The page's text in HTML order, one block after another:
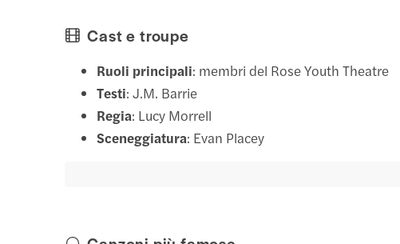
Cast e troupe
Ruoli principali: membri del Rose Youth Theatre
Testi: J.M. Barrie
Regia: Lucy Morrell
Sceneggiatura: Evan Placey